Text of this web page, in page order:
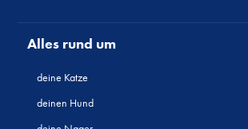
Alles rund um
deine Katze
deinen Hund